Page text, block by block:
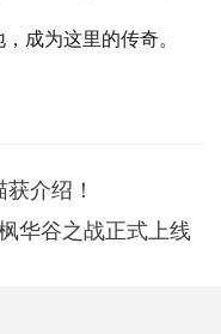
成为这里的传奇。
介绍！
华谷之战正式上线